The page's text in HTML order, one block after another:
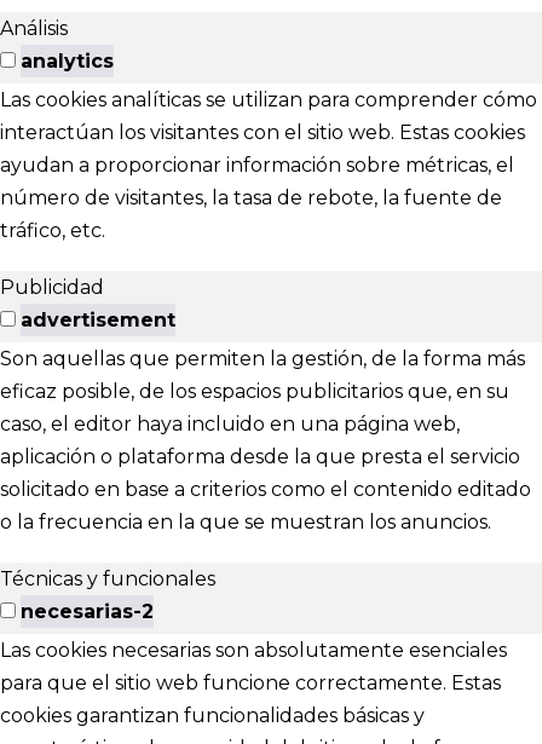
Análisis
analytics
Las cookies analíticas se utilizan para comprender cómo
interactúan los visitantes con el sitio web. Estas cookies
ayudan a proporcionar información sobre métricas, el
número de visitantes, la tasa de rebote, la fuente de
tráfico, etc.
Publicidad
advertisement
Son aquellas que permiten la gestión, de la forma más
eficaz posible, de los espacios publicitarios que, en su
caso, el editor haya incluido en una página web,
aplicación o plataforma desde la que presta el servicio
solicitado en base a criterios como el contenido editado
o la frecuencia en la que se muestran los anuncios.
Técnicas y funcionales
necesarias-2
Las cookies necesarias son absolutamente esenciales
para que el sitio web funcione correctamente. Estas
cookies garantizan funcionalidades básicas y